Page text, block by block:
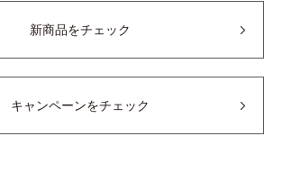
新商品をチェック
キャンペーンをチェック